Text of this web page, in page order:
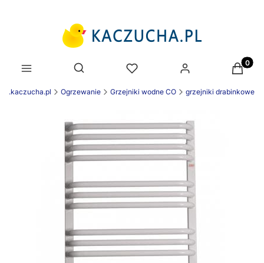
Otwórz wyszukiwarkę
Ogrzewanie Grzejniki wodne CO grzejniki drabinkowe